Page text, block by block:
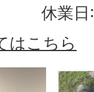
休業日
はこちら